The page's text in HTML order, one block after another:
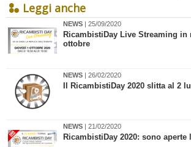
Leggi anche
NEWS | 25/09/2020
​RicambistiDay Live Streaming in
ottobre
NEWS | 26/02/2020
​Il RicambistiDay 2020 slitta al 2
NEWS | 21/02/2020
​RicambistiDay 2020: sono